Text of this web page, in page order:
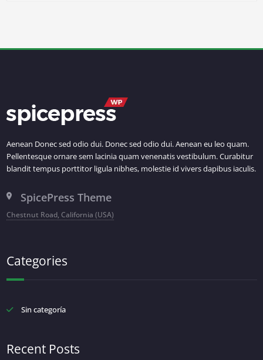
Aenean Donec sed odio dui. Donec sed odio dui. Aenean eu leo quam.
Pellentesque ornare sem lacinia quam venenatis vestibulum. Curabitur
blandit tempus porttitor ligula nibhes, molestie id vivers dapibus iaculis.
SpicePress Theme
Chestnut Road, California (USA)
Categories
Sin categoría
Recent Posts